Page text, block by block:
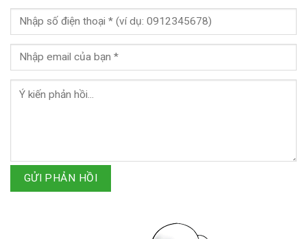
GỬI PHẢN HỒI